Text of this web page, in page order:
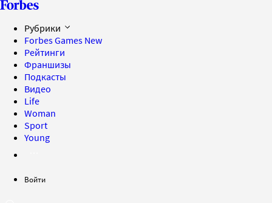
Рубрики
Forbes Games New
Рейтинги
Франшизы
Подкасты
Видео
Life
Woman
Sport
Young
Войти